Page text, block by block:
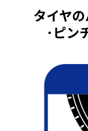
タイヤ
･ピン